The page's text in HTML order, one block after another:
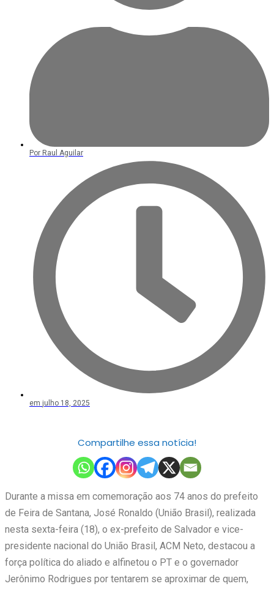
Por Raul Aguilar
em julho 18, 2025
Compartilhe essa notícia!
Durante a missa em comemoração aos 74 anos do prefeito
de Feira de Santana, José Ronaldo (União Brasil), realizada
nesta sexta-feira (18), o ex-prefeito de Salvador e vice-
presidente nacional do União Brasil, ACM Neto, destacou a
força política do aliado e alfinetou o PT e o governador
Jerônimo Rodrigues por tentarem se aproximar de quem,